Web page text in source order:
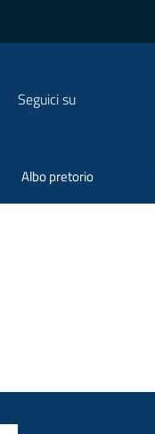
Seguici su
Albo pretorio